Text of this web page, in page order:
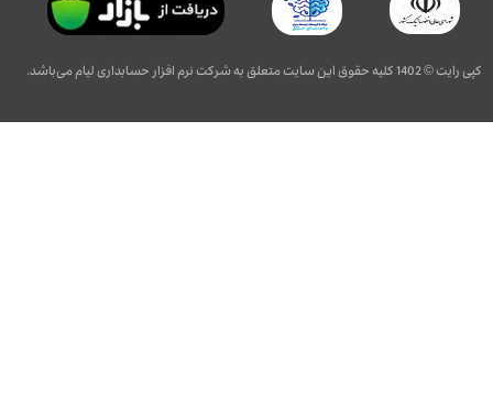
کپی رایت © 1402 کلیه حقوق این سایت متعلق به شرکت نرم افزار حسابداری لیام می‌باشد.